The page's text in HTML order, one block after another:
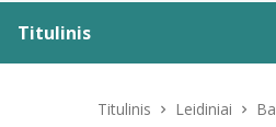
Titulinis
Titulinis Leidiniai